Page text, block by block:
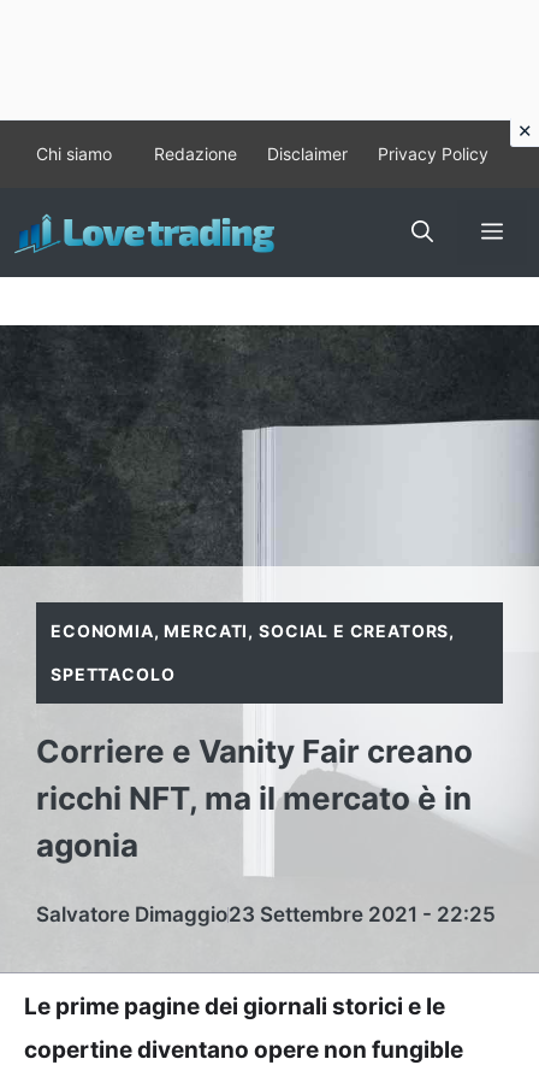
contenuto
Chi siamo Redazione Disclaimer Privacy Policy
ECONOMIA,MERCATI, SOCIAL E CREATORS,
SPETTACOLO
Corriere e Vanity Fair creano
ricchi NFT, ma il mercato è in
agonia
Salvatore Dimaggio23 Settembre 2021 - 22:25
Le prime pagine dei giornali storici e le
copertine diventano opere non fungible